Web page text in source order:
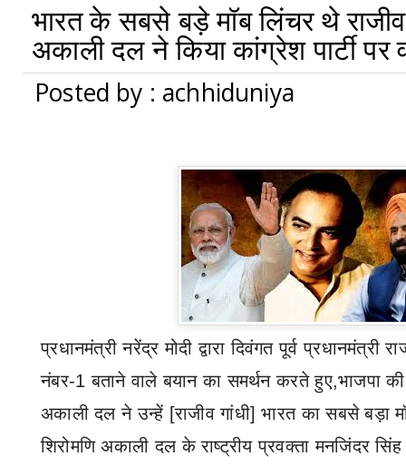
भारत के सबसे बड़े मॉब लिंचर थे राजीव
अकाली दल ने किया कांग्रेश पार्टी पर
Posted by : achhiduniya
प्रधानमंत्री नरेंद्र मोदी द्वारा दिवंगत पूर्व प्रधानमंत्री
नंबर-1बताने वाले बयान का समर्थन करते हुए,भाजपा की
अकाली दल ने उन्हें [राजीव गांधी] भारत का सबसे बड़ा
शिरोमणि अकाली दल के राष्ट्रीय प्रवक्ता मनजिंदर